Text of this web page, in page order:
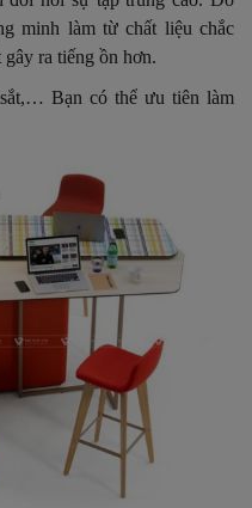
minh làm từ chất liệu chắc
ra tiếng ồn hơn.
Bạn có thể ưu tiên làm